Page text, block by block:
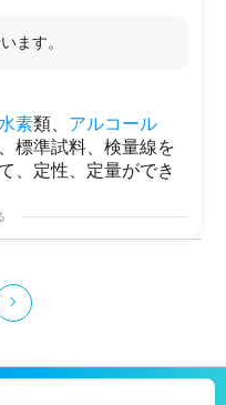
どの
が毛髪や爪、骨など
。これらを溶かして
です。
食品 の汚染 物質に対す
例えば米に含まれる
（mg/kg）以下と定め
低濃度汚染物質検査
場合がございます。
ます。
素類、 アルコール
標準試料、検量線を
、定性、定量ができ
できます。
す。